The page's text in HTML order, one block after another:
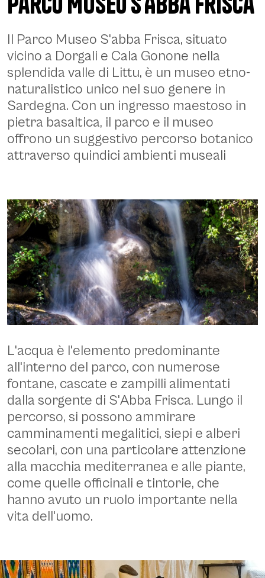
Descrizione
Il Parco Museo S'abba Frisca, situato
vicino a Dorgali e Cala Gonone nella
splendida valle di Littu, è un museo etno-
naturalistico unico nel suo genere in
Sardegna. Con un ingresso maestoso in
pietra basaltica, il parco e il museo
offrono un suggestivo percorso botanico
attraverso quindici ambienti museali
Dorgali, parco museo S'Abba Frisca. Cascata - © Monirve, Commons
https://commons.wikimedia.org/wiki/
L'acqua è l'elemento predominante
all'interno del parco, con numerose
fontane, cascate e zampilli alimentati
dalla sorgente di S'Abba Frisca. Lungo il
percorso, si possono ammirare
camminamenti megalitici, siepi e alberi
secolari, con una particolare attenzione
alla macchia mediterranea e alle piante,
come quelle officinali e tintorie, che
hanno avuto un ruolo importante nella
vita dell'uomo.